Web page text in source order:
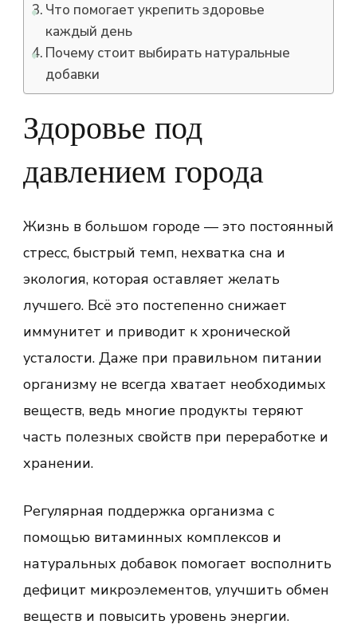
Что помогает укрепить здоровье
каждый день
Почему стоит выбирать натуральные
добавки
Здоровье под
давлением города
Жизнь в большом городе — это постоянный
стресс, быстрый темп, нехватка сна и
экология, которая оставляет желать
лучшего. Всё это постепенно снижает
иммунитет и приводит к хронической
усталости. Даже при правильном питании
организму не всегда хватает необходимых
веществ, ведь многие продукты теряют
часть полезных свойств при переработке и
хранении.
Регулярная поддержка организма с
помощью витаминных комплексов и
натуральных добавок помогает восполнить
дефицит микроэлементов, улучшить обмен
веществ и повысить уровень энергии.